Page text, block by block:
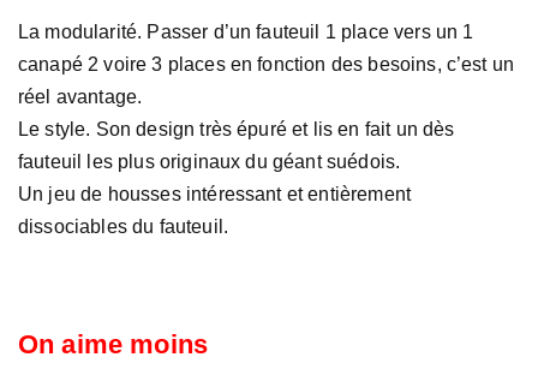
La modularité. Passer d’un fauteuil 1 place vers un 1
canapé 2 voire 3 places en fonction des besoins, c’est un
réel avantage.
Le style. Son design très épuré et lis en fait un dès
fauteuil les plus originaux du géant suédois.
Un jeu de housses intéressant et entièrement
dissociables du fauteuil.
On aime moins